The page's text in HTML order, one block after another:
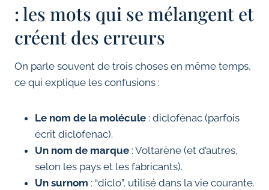
: les mots qui se mélangent et
créent des erreurs
On parle souvent de trois choses en même temps,
ce qui explique les confusions :
Le nom de la molécule : diclofénac (parfois
écrit diclofenac).
Un nom de marque : Voltarène (et d’autres,
selon les pays et les fabricants).
Un surnom : “diclo”, utilisé dans la vie courante.